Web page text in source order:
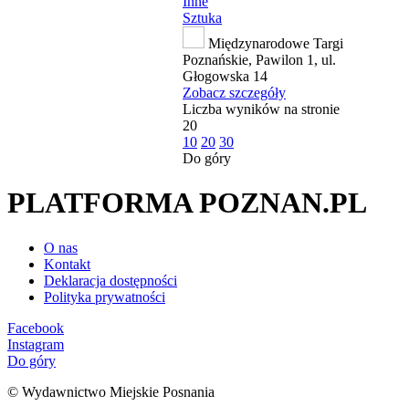
Sztuka
Międzynarodowe Targi
Poznańskie, Pawilon 1, ul.
Głogowska 14
Zobacz szczegóły
Liczba wyników na stronie
20
10 20 30
Do góry
PLATFORMA POZNAN.PL
O nas
Kontakt
Deklaracja dostępności
Polityka prywatności
Facebook
Instagram
Do góry
© Wydawnictwo Miejskie Posnania